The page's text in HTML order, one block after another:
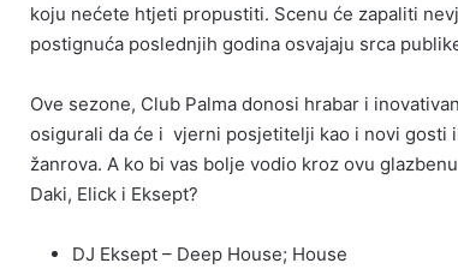
koju nećete htjeti propustiti. Scenu će zapaliti
postignuća poslednjih godina osvajaju srca
Ove sezone, Club Palma donosi hrabar i
osigurali da će i vjerni posjetitelji kao i novi gosti
žanrova. A ko bi vas bolje vodio kroz ovu
Daki, Elick i Eksept?
DJ Eksept – Deep House; House